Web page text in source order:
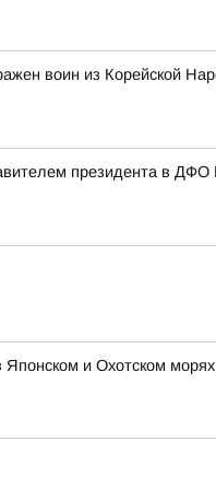
воин из Корейской
президента в
и Охотском